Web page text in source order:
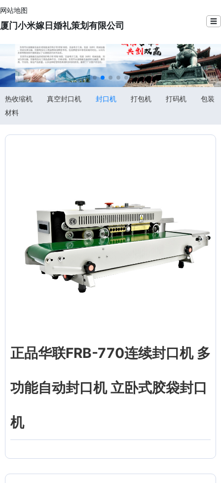
网站地图
厦门小米嫁日婚礼策划有限公司 ☰
热收缩机 真空封口机 封口机 打包机 打码机
包装
材料
正品华联FRB-770连续封口机 多
功能自动封口机 立卧式胶袋封口
机